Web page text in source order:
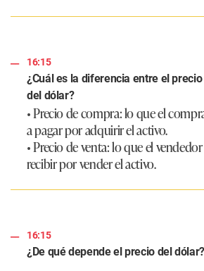
16:15
¿Cuál es la diferencia entre el
del dólar?
• Precio de compra: lo que el
a pagar por adquirir el activo.
• Precio de venta: lo que el
recibir por vender el activo.
16:15
¿De qué depende el precio del dólar?